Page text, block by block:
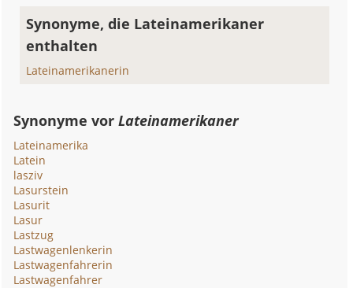
Synonyme, die Lateinamerikaner
enthalten
Lateinamerikanerin
Synonyme vorLateinamerikaner
Lateinamerika
Latein
lasziv
Lasurstein
Lasurit
Lasur
Lastzug
Lastwagenlenkerin
Lastwagenfahrerin
Lastwagenfahrer